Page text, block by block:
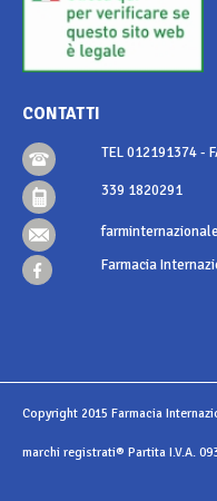
CONTATTI
TEL 012191374 -
339 1820291
Farmacia
Copyright 2015 Farmacia
marchi registrati® Partita I.V.A.